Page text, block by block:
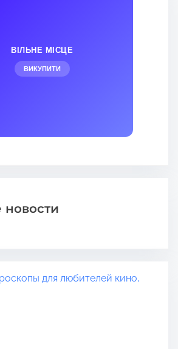
ВІЛЬНЕ МІСЦЕ
ВИКУПИТИ
для любителей кино,